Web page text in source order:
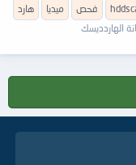
فحص ميديا
هارد
الهاردديسك